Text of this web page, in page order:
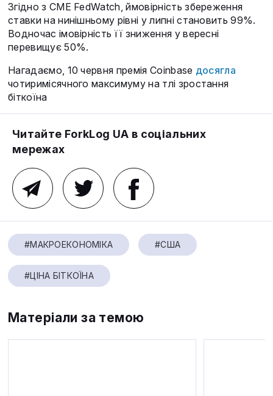
Згідно з CME FedWatch, ймовірність збереження
ставки на нинішньому рівні у липні становить 99%.
Водночас імовірність її зниження у вересні
перевищує 50%.
Нагадаємо, 10 червня премія Coinbase досягла
чотиримісячного максимуму на тлі зростання
біткоїна
Читайте ForkLog UA в соціальних
мережах
#МАКРОЕКОНОМІКА #США
#ЦІНА БІТКОЇНА
Матеріали за темою